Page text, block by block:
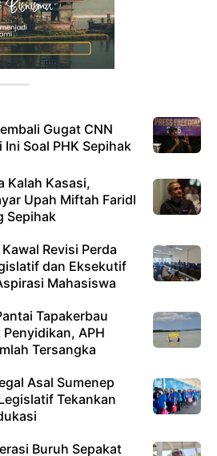
Gugat CNN
Soal PHK Sepihak
Kalah Kasasi,
Upah Miftah Faridl
Sepihak
Revisi Perda
dan Eksekutif
Mahasiswa
Tapakerbau
APH
Tersangka
Asal Sumenep
Tekankan
Buruh Sepakat